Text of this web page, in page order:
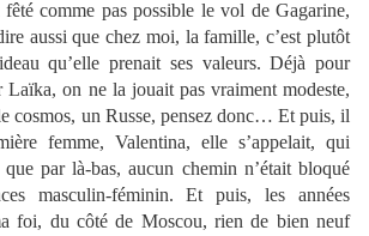
comme pas possible le vol de Gagarine,
aussi que chez moi, la famille, c’est plutôt
qu’elle prenait ses valeurs. Déjà pour
Laïka, on ne la jouait pas vraiment modeste,
cosmos, un Russe, pensez donc… Et puis, il
femme, Valentina, elle s’appelait, qui
par là-bas, aucun chemin n’était bloqué
masculin-féminin. Et puis, les années
foi, du côté de Moscou, rien de bien neuf